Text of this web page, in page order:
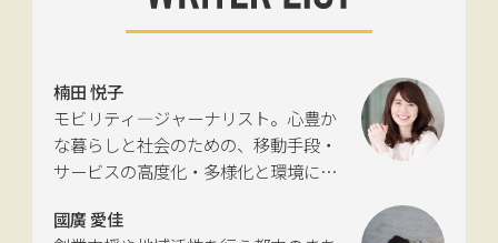
楠田 悦子
モビリティ―ジャーナリスト。心豊か
な暮らしと社会のための、移動手段・
サービスの高度化・多様化と環境につ
新聞社モビリティビジネス専門誌
國廣 愛佳